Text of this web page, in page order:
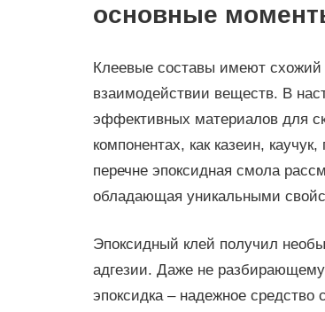
основные
Клеевые составы имеют
взаимодействии веществ. В
эффективных материалов для
компонентах, как казеин,
перечне эпоксидная смола
обладающая уникальными
Эпоксидный клей получил
адгезии. Даже не
эпоксидка – надежное средство